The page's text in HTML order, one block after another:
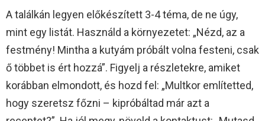
A találkán legyen előkészített 3-4 téma, de ne úgy,
mint egy listát. Használd a környezetet: „Nézd, az a
festmény! Mintha a kutyám próbált volna festeni, csak
ő többet is ért hozzá”. Figyelj a részletekre, amiket
korábban elmondott, és hozd fel: „Multkor említetted,
hogy szeretsz főzni – kipróbáltad már azt a